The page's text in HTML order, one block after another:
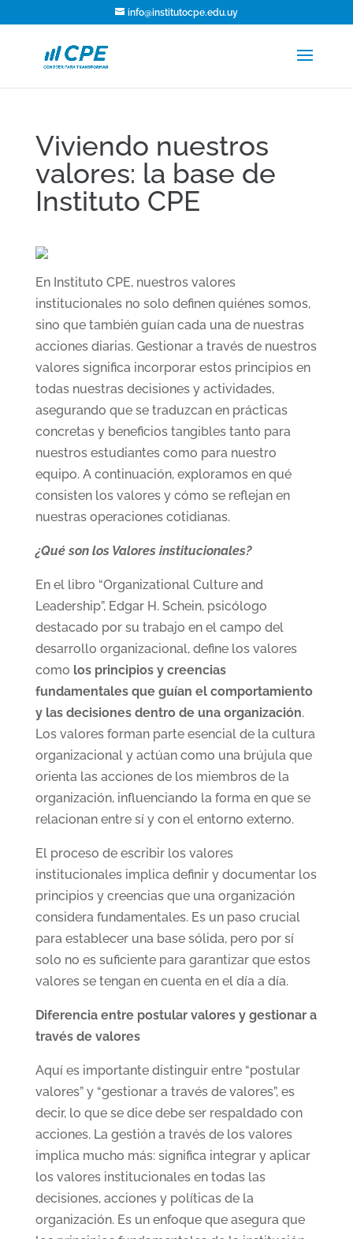
info@institutocpe.edu.uy
Viviendo nuestros
valores: la base de
Instituto CPE
En Instituto CPE, nuestros valores
institucionales no solo definen quiénes somos,
sino que también guían cada una de nuestras
acciones diarias. Gestionar a través de nuestros
valores significa incorporar estos principios en
todas nuestras decisiones y actividades,
asegurando que se traduzcan en prácticas
concretas y beneficios tangibles tanto para
nuestros estudiantes como para nuestro
equipo. A continuación, exploramos en qué
consisten los valores y cómo se reflejan en
nuestras operaciones cotidianas.
¿Qué son los Valores institucionales?
En el libro “Organizational Culture and
Leadership”, Edgar H. Schein, psicólogo
destacado por su trabajo en el campo del
desarrollo organizacional, define los valores
como los principios y creencias
fundamentales que guían el comportamiento
y las decisiones dentro de una organización.
Los valores forman parte esencial de la cultura
organizacional y actúan como una brújula que
orienta las acciones de los miembros de la
organización, influenciando la forma en que se
relacionan entre sí y con el entorno externo.
El proceso de escribir los valores
institucionales implica definir y documentar los
principios y creencias que una organización
considera fundamentales. Es un paso crucial
para establecer una base sólida, pero por sí
solo no es suficiente para garantizar que estos
valores se tengan en cuenta en el día a día.
Diferencia entre postular valores y gestionar a
través de valores
Aquí es importante distinguir entre “postular
valores” y “gestionar a través de valores”, es
decir, lo que se dice debe ser respaldado con
acciones. La gestión a través de los valores
implica mucho más: significa integrar y aplicar
los valores institucionales en todas las
decisiones, acciones y políticas de la
organización. Es un enfoque que asegura que